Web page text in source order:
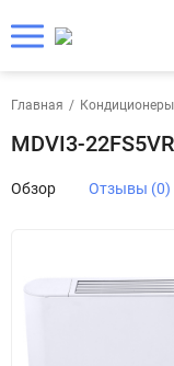
Главная / Кондиционеры
MDVI3-
Обзор Отзывы (0)